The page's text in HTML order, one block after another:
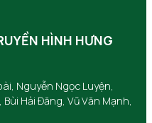
HÌNH HƯNG
Nguyễn Ngọc Luyện,
Hải Đăng, Vũ Văn Mạnh,